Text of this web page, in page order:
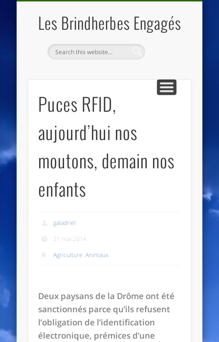
Les Brindherbes Engagés
Puces RFID,
aujourd’hui nos
moutons, demain nos
enfants
galadriel
21 mai 2014
Agriculture,Animaux
Deux paysans de la Drôme ont été
sanctionnés parce qu’ils refusent
l’obligation de l’identification
électronique, prémices d’une